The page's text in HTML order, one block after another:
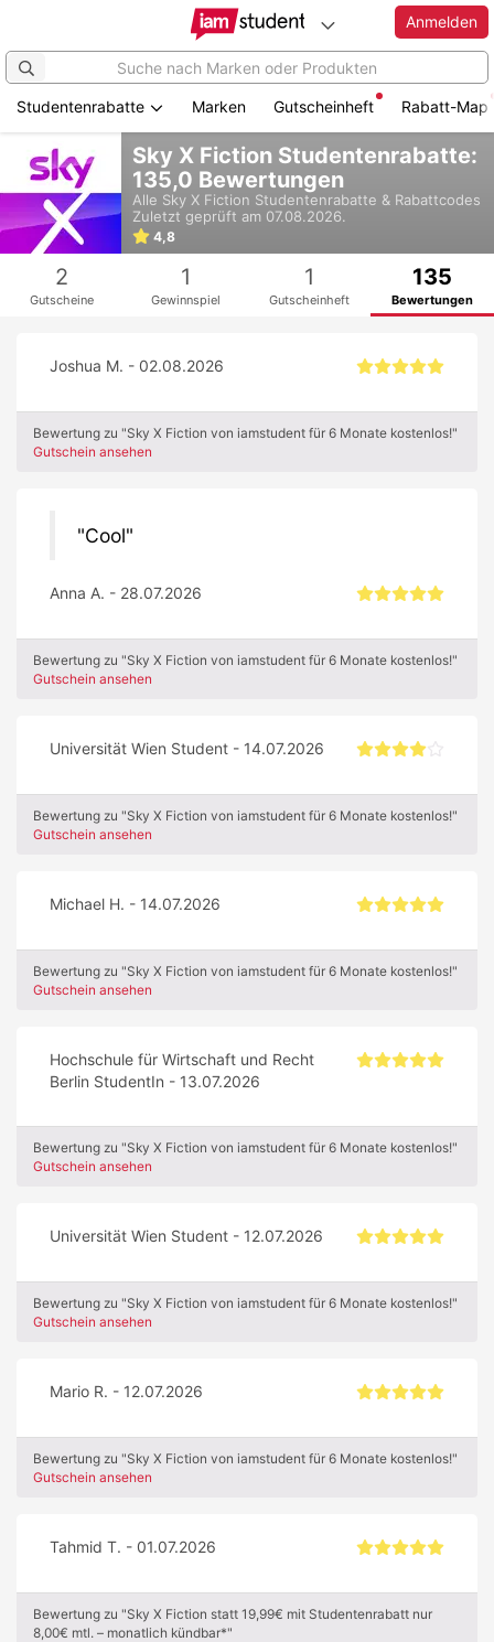
Hauptinhalt
springen
Anmelden
Studentenrabatte Marken Gutscheinheft Rabatt-Map
Sky X Fiction Studentenrabatte:
135,0 Bewertungen
Alle Sky X Fiction Studentenrabatte & Rabattcodes
Zuletzt geprüft am 07.08.2026.
4,8
2
Gutscheine
1
Gewinnspiel
1
Gutscheinheft
135
Bewertungen
Joshua M. - 02.08.2026
Bewertung zu "Sky X Fiction von iamstudent für 6 Monate kostenlos!"
Gutschein ansehen
Cool
Anna A. - 28.07.2026
Bewertung zu "Sky X Fiction von iamstudent für 6 Monate kostenlos!"
Gutschein ansehen
Universität Wien Student - 14.07.2026
Bewertung zu "Sky X Fiction von iamstudent für 6 Monate kostenlos!"
Gutschein ansehen
Michael H. - 14.07.2026
Bewertung zu "Sky X Fiction von iamstudent für 6 Monate kostenlos!"
Gutschein ansehen
Hochschule für Wirtschaft und Recht
Berlin StudentIn - 13.07.2026
Bewertung zu "Sky X Fiction von iamstudent für 6 Monate kostenlos!"
Gutschein ansehen
Universität Wien Student - 12.07.2026
Bewertung zu "Sky X Fiction von iamstudent für 6 Monate kostenlos!"
Gutschein ansehen
Mario R. - 12.07.2026
Bewertung zu "Sky X Fiction von iamstudent für 6 Monate kostenlos!"
Gutschein ansehen
Tahmid T. - 01.07.2026
Bewertung zu "Sky X Fiction statt 19,99€ mit Studentenrabatt nur
8,00€ mtl. – monatlich kündbar*"